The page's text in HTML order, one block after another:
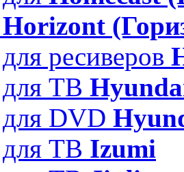
Horizont
ресиверов
ТВ
DVD
ТВ Izumi